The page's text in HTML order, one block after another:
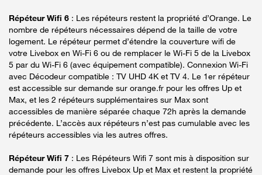
Répéteur Wifi 6 : Les répéteurs restent la propriété d’Orange. Le
nombre de répéteurs nécessaires dépend de la taille de votre
logement. Le répéteur permet d’étendre la couverture wifi de
votre Livebox en Wi-Fi 6 ou de remplacer le Wi-Fi 5 de la Livebox
5 par du Wi-Fi 6 (avec équipement compatible). Connexion Wi-Fi
avec Décodeur compatible : TV UHD 4K et TV 4. Le 1er répéteur
est accessible sur demande sur orange.fr pour les offres Up et
Max, et les 2 répéteurs supplémentaires sur Max sont
accessibles de manière séparée chaque 72h après la demande
précédente. L’accès aux répéteurs n’est pas cumulable avec les
répéteurs accessibles via les autres offres.
Répéteur Wifi 7 : Les Répéteurs Wifi 7 sont mis à disposition sur
demande pour les offres Livebox Up et Max et restent la propriété